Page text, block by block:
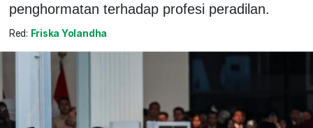
penghormatan terhadap profesi peradilan.
Red: Friska Yolandha